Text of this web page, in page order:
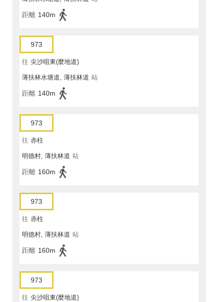
距離 140m
973
往 尖沙咀東(麼地道)
薄扶林水塘道, 薄扶林道 站
距離 140m
973
往 赤柱
明德村, 薄扶林道 站
距離 160m
973
往 赤柱
明德村, 薄扶林道 站
距離 160m
973
往 尖沙咀東(麼地道)